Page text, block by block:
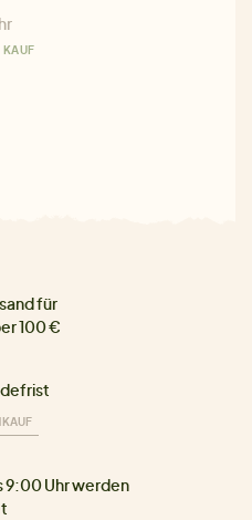
KAUF
für
100 €
9:00 Uhr werden